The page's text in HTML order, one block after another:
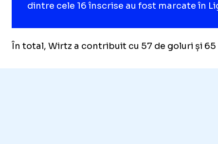
dintre cele 16 înscrise au fost marcate în
În total, Wirtz a contribuit cu 57 de goluri și